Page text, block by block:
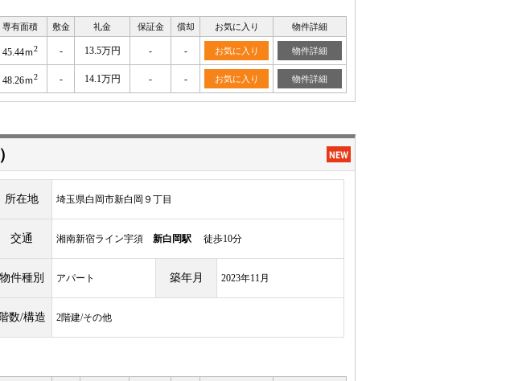
専有面積 敷金 礼金 保証金 償却 お気に入り 物件詳細
45.44ｍ2 - 13.5万円 - - お気に入り 物件詳細
48.26ｍ2 - 14.1万円 - - お気に入り 物件詳細
所在地 埼玉県白岡市新白岡９丁目
交通 湘南新宿ライン宇須 新白岡駅 徒歩10分
物件種別 アパート 築年月 2023年11月
階数/構造 2階建/その他